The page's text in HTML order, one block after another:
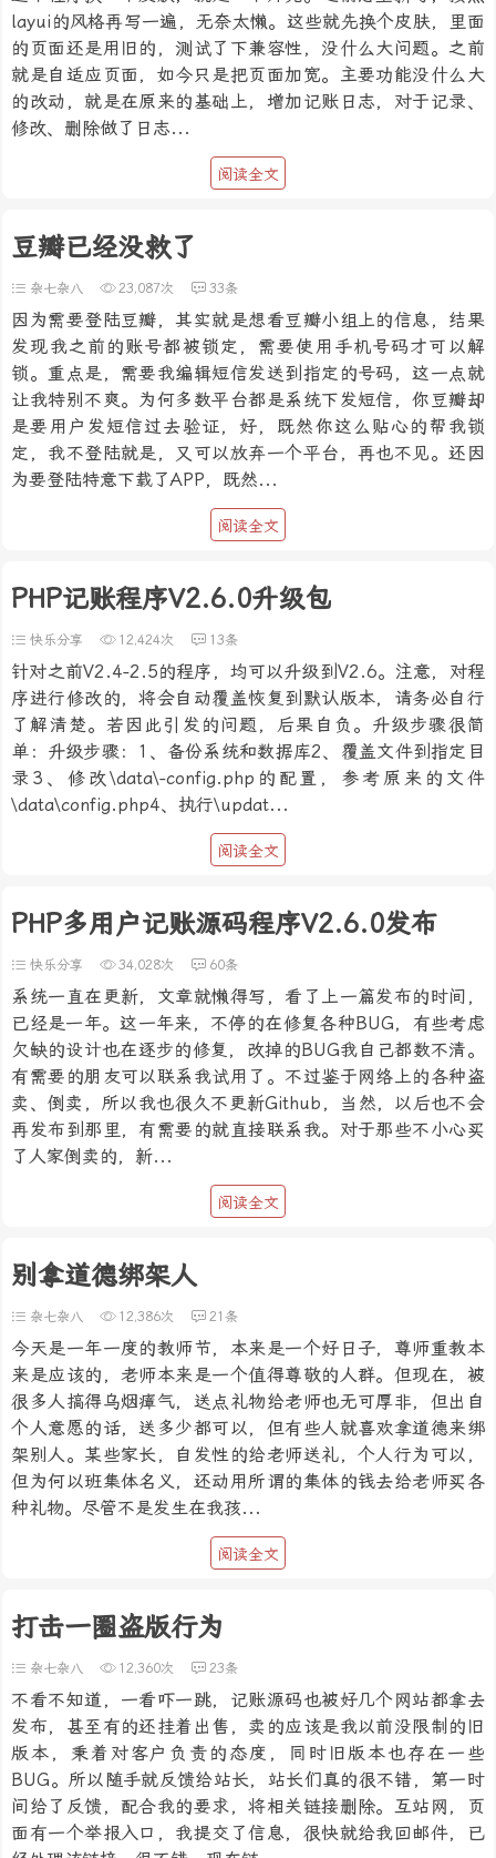
layui的风格再写一遍，无奈太懒。这些就先换个皮肤，里面
的页面还是用旧的，测试了下兼容性，没什么大问题。之前
就是自适应页面，如今只是把页面加宽。主要功能没什么大
的改动，就是在原来的基础上，增加记账日志，对于记录、
修改、删除做了日志...
阅读全文
豆瓣已经没救了
杂七杂八 23,087次 33条
因为需要登陆豆瓣，其实就是想看豆瓣小组上的信息，结果
发现我之前的账号都被锁定，需要使用手机号码才可以解
锁。重点是，需要我编辑短信发送到指定的号码，这一点就
让我特别不爽。为何多数平台都是系统下发短信，你豆瓣却
是要用户发短信过去验证，好，既然你这么贴心的帮我锁
定，我不登陆就是，又可以放弃一个平台，再也不见。还因
为要登陆特意下载了APP，既然...
阅读全文
PHP记账程序V2.6.0升级包
快乐分享 12,424次 13条
针对之前V2.4-2.5的程序，均可以升级到V2.6。注意，对程
序进行修改的，将会自动覆盖恢复到默认版本，请务必自行
了解清楚。若因此引发的问题，后果自负。升级步骤很简
单：升级步骤：1、备份系统和数据库2、覆盖文件到指定目
录3、修改\data\-config.php的配置，参考原来的文件
\data\config.php4、执行\updat...
阅读全文
PHP多用户记账源码程序V2.6.0发布
快乐分享 34,028次 60条
系统一直在更新，文章就懒得写，看了上一篇发布的时间，
已经是一年。这一年来，不停的在修复各种BUG，有些考虑
欠缺的设计也在逐步的修复，改掉的BUG我自己都数不清。
有需要的朋友可以联系我试用了。不过鉴于网络上的各种盗
卖、倒卖，所以我也很久不更新Github，当然，以后也不会
再发布到那里，有需要的就直接联系我。对于那些不小心买
了人家倒卖的，新...
阅读全文
别拿道德绑架人
杂七杂八 12,386次 21条
今天是一年一度的教师节，本来是一个好日子，尊师重教本
来是应该的，老师本来是一个值得尊敬的人群。但现在，被
很多人搞得乌烟瘴气，送点礼物给老师也无可厚非，但出自
个人意愿的话，送多少都可以，但有些人就喜欢拿道德来绑
架别人。某些家长，自发性的给老师送礼，个人行为可以，
但为何以班集体名义，还动用所谓的集体的钱去给老师买各
种礼物。尽管不是发生在我孩...
阅读全文
打击一圈盗版行为
杂七杂八 12,360次 23条
不看不知道，一看吓一跳，记账源码也被好几个网站都拿去
发布，甚至有的还挂着出售，卖的应该是我以前没限制的旧
版本，秉着对客户负责的态度，同时旧版本也存在一些
BUG。所以随手就反馈给站长，站长们真的很不错，第一时
间给了反馈，配合我的要求，将相关链接删除。互站网，页
面有一个举报入口，我提交了信息，很快就给我回邮件，已